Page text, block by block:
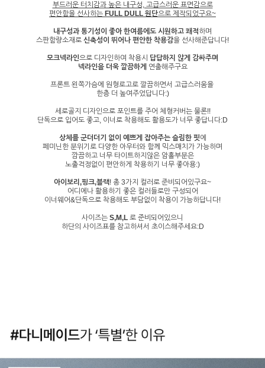
부드러운 터치감과 높은 내구성, 고급스러운 표면감으로
편안함을 선사하는 FULL DULL 원단으로 제작되었구요~
내구성과 통기성이 좋아 한여름에도 시원하고 쾌적하며
스판함량소재로 신축성이 뛰어나 편안한 착용감을 선사해준답니다!
모크넥라인으로 디자인하여 착용시 답답하지 않게 감싸주며
넥라인을 더욱 깔끔하게 연출해주구요
프론트 왼쪽가슴에 원형로고로 깔끔하면서 고급스러움을
한층 더 높여주었답니다:)
세로골지 디자인으로 포인트를 주어 체형커버는 물론!!
단독으로 입어도 좋고, 이너로 착용해도 활용도가 너무 좋답니다:D
상체를 군더더기 없이 예쁘게 잡아주는 슬림한 핏에
페미닌한 분위기로 다양한 아우터와 함께 믹스매치가 가능하며
깜끔하고 너무 타이트하지않은 암홀부분은
노출걱정없이 편안하게 착용하기 너무 좋아용:)
아이보리,핑크,블랙! 총 3가지 컬러로 준비되어있구요~
어디에나 활용하기 좋은 컬러들로만 구성되어
이너웨어&단독으로 착용해도 부담없이 착용이 가능하답니다!
사이즈는 S,M,L 로 준비되어있으니
하단의 사이즈표를 참고하셔서 초이스해주세요:D